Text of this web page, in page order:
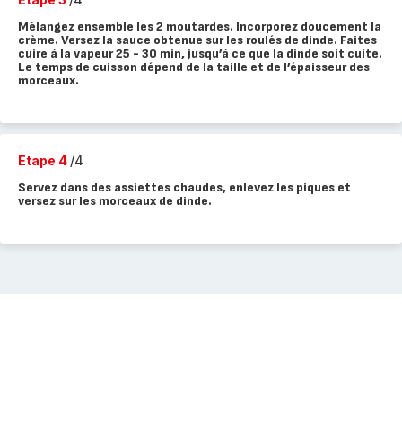
Mélangez ensemble les 2 moutardes. Incorporez doucement la
crème. Versez la sauce obtenue sur les roulés de dinde. Faites
cuire à la vapeur 25 - 30 min, jusqu’à ce que la dinde soit cuite.
Le temps de cuisson dépend de la taille et de l’épaisseur des
morceaux.
Etape 4 /4
Servez dans des assiettes chaudes, enlevez les piques et
versez sur les morceaux de dinde.